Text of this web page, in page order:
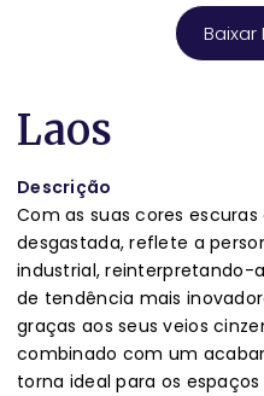
Laos
Descrição
Com as suas cores
desgastada, reflete a
industrial, reinterpretando-
de tendência mais
graças aos seus veios
combinado com um
torna ideal para os